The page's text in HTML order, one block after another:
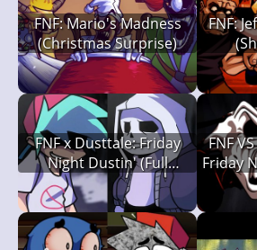
FNF: Mario's Madness
(Christmas Surprise)
FNF:
FNF x Dusttale: Friday
Night Dustin' (Full
Version)
FNF
Friday